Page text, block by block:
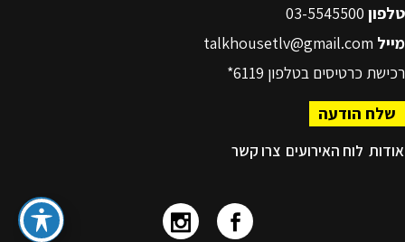
טלפון
מייל talkhousetlv@gmail.com
רכישת כרטיסים בטלפון 6119*
שלח הודעה
אודות לוח האירועים צרו קשר